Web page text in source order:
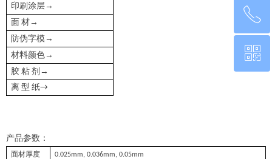
印刷涂层→
面 材→
防伪字模 →
材料颜色→
胶 粘 剂 →
离 型 纸→
产品参数：
面材厚度 0.025mm, 0.036mm, 0.05mm
回到顶部
ꂅ
0760-22220651
ꀥ